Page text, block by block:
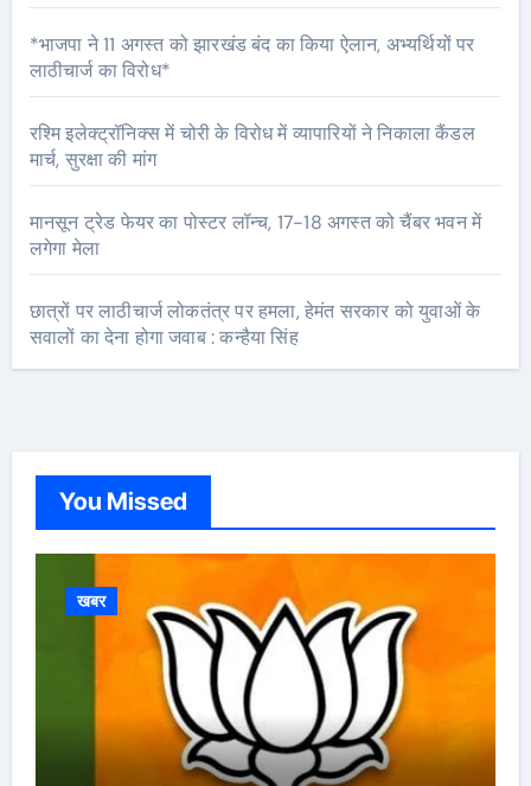
*भाजपा ने 11 अगस्त को झारखंड बंद का किया ऐलान, अभ्यर्थियों पर
लाठीचार्ज का विरोध*
रश्मि इलेक्ट्रॉनिक्स में चोरी के विरोध में व्यापारियों ने निकाला कैंडल
मार्च, सुरक्षा की मांग
मानसून ट्रेड फेयर का पोस्टर लॉन्च, 17-18 अगस्त को चैंबर भवन में
लगेगा मेला
छात्रों पर लाठीचार्ज लोकतंत्र पर हमला, हेमंत सरकार को युवाओं के
सवालों का देना होगा जवाब : कन्हैया सिंह
You Missed
खबर